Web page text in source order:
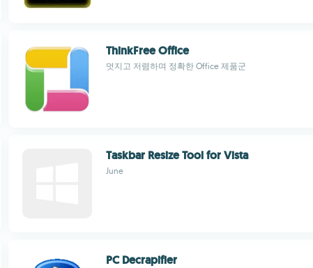
ThinkFree Office
멋지고 저렴하며 정확한 Office 제품군
Taskbar Resize Tool for Vista
June
PC Decrapifier